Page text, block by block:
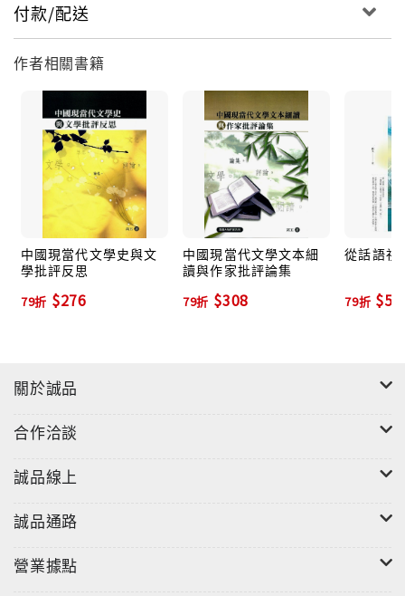
付款/配送
作者相關書籍
中國現當代文學史與文
學批評反思
79折 $276
中國現當代文學文本細
讀與作家批評論集
79折 $308
從話語視
79折
關於誠品
合作洽談
誠品線上
誠品通路
營業據點